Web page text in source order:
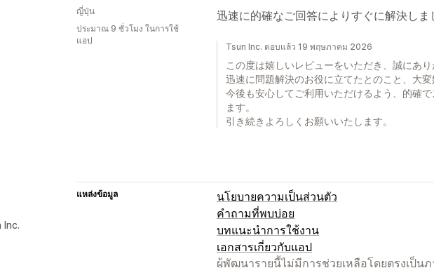
迅速に的確なご回答によりすぐに解決しま
ญี่ปุ่น
ประมาณ 9 ชั่วโมง ในการใช้
แอป
Tsun Inc. ตอบแล้ว 19 พฤษภาคม 2026
この度は嬉しいレビューをいただき、誠にあり
迅速に問題解決のお役に立てたとのこと、大変
今後も安心してご利用いただけるよう、的確
ます。
引き続きよろしくお願いいたします。
Inc.
แหล่งข้อมูล
นโยบายความเป็นส่วนตัว
คำถามที่พบบ่อย
บทแนะนำการใช้งาน
เอกสารเกี่ยวกับแอป
ผู้พัฒนารายนี้ไม่มีการช่วยเหลือโดยตรงเป็น